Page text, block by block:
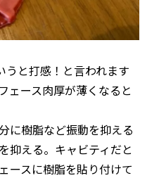
と打感！と言われます
ェース肉厚が薄くなると
に樹脂など振動を抑える
抑える。キャビティだと
ースに樹脂を貼り付けて